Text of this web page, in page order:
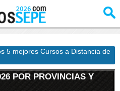
5 mejores Cursos a Distancia de
POR PROVINCIAS Y